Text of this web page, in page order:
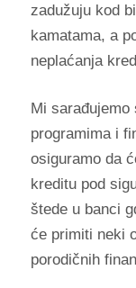
zadužuju kod
kamatama, a
neplaćanja
Mi
programima i
osiguramo da
kreditu pod
štede u banci
će primiti neki
porodičnih